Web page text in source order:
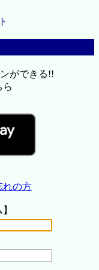
ができる!!
ら
れの方